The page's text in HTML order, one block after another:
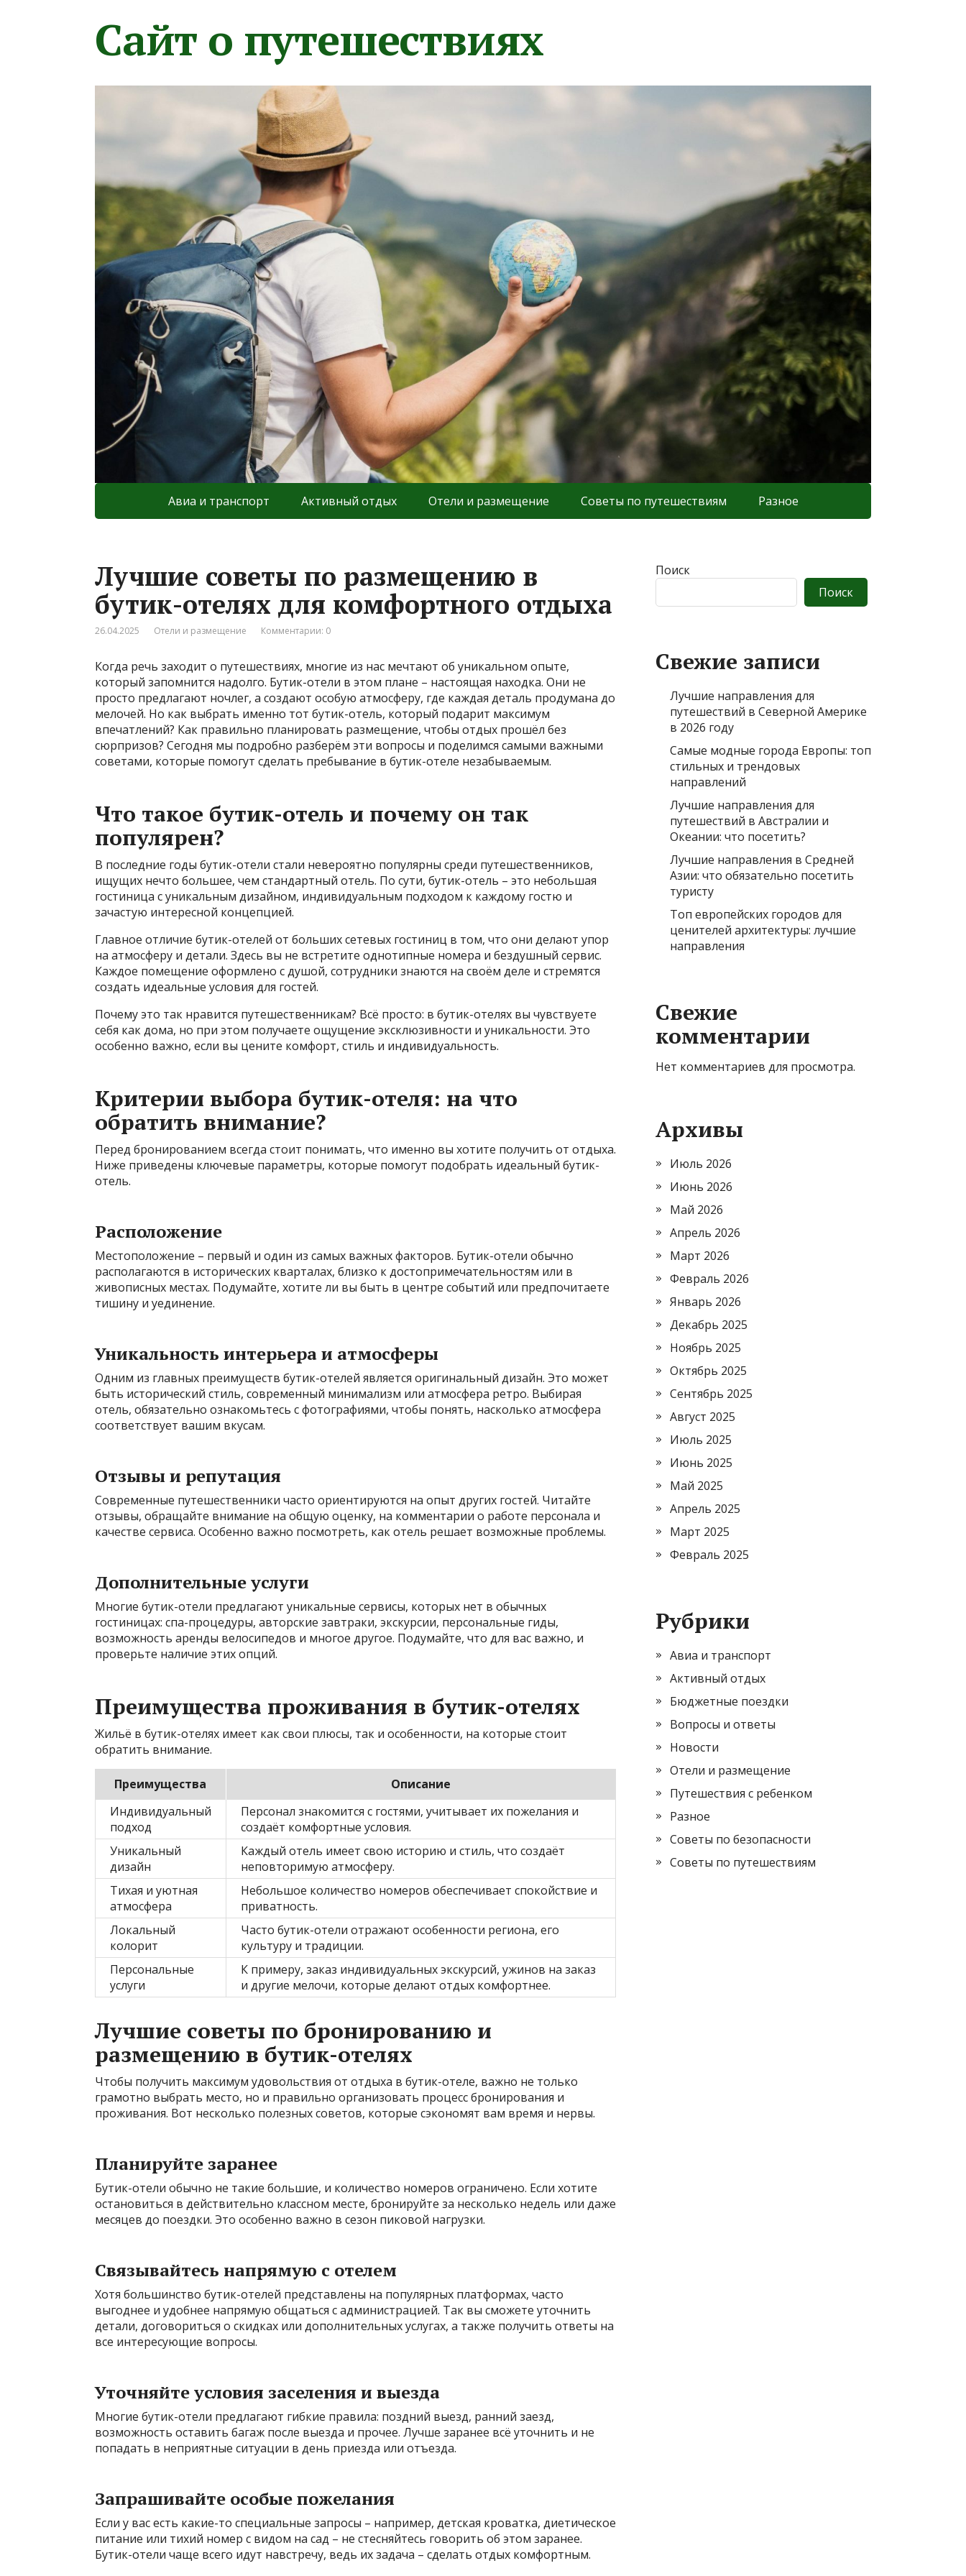
Сайт о путешествиях
Авиа и транспорт Активный отдых Отели и размещение Советы по путешествиям Разное
Лучшие советы по размещению в
бутик-отелях для комфортного отдыха
26.04.2025 Отели и размещение Комментарии: 0
Когда речь заходит о путешествиях, многие из нас мечтают об уникальном опыте,
который запомнится надолго. Бутик-отели в этом плане – настоящая находка. Они не
просто предлагают ночлег, а создают особую атмосферу, где каждая деталь продумана до
мелочей. Но как выбрать именно тот бутик-отель, который подарит максимум
впечатлений? Как правильно планировать размещение, чтобы отдых прошёл без
сюрпризов? Сегодня мы подробно разберём эти вопросы и поделимся самыми важными
советами, которые помогут сделать пребывание в бутик-отеле незабываемым.
Что такое бутик-отель и почему он так
популярен?
В последние годы бутик-отели стали невероятно популярны среди путешественников,
ищущих нечто большее, чем стандартный отель. По сути, бутик-отель – это небольшая
гостиница с уникальным дизайном, индивидуальным подходом к каждому гостю и
зачастую интересной концепцией.
Главное отличие бутик-отелей от больших сетевых гостиниц в том, что они делают упор
на атмосферу и детали. Здесь вы не встретите однотипные номера и бездушный сервис.
Каждое помещение оформлено с душой, сотрудники знаются на своём деле и стремятся
создать идеальные условия для гостей.
Почему это так нравится путешественникам? Всё просто: в бутик-отелях вы чувствуете
себя как дома, но при этом получаете ощущение эксклюзивности и уникальности. Это
особенно важно, если вы цените комфорт, стиль и индивидуальность.
Критерии выбора бутик-отеля: на что
обратить внимание?
Перед бронированием всегда стоит понимать, что именно вы хотите получить от отдыха.
Ниже приведены ключевые параметры, которые помогут подобрать идеальный бутик-
отель.
Расположение
Местоположение – первый и один из самых важных факторов. Бутик-отели обычно
располагаются в исторических кварталах, близко к достопримечательностям или в
живописных местах. Подумайте, хотите ли вы быть в центре событий или предпочитаете
тишину и уединение.
Уникальность интерьера и атмосферы
Одним из главных преимуществ бутик-отелей является оригинальный дизайн. Это может
быть исторический стиль, современный минимализм или атмосфера ретро. Выбирая
отель, обязательно ознакомьтесь с фотографиями, чтобы понять, насколько атмосфера
соответствует вашим вкусам.
Отзывы и репутация
Современные путешественники часто ориентируются на опыт других гостей. Читайте
отзывы, обращайте внимание на общую оценку, на комментарии о работе персонала и
качестве сервиса. Особенно важно посмотреть, как отель решает возможные проблемы.
Дополнительные услуги
Многие бутик-отели предлагают уникальные сервисы, которых нет в обычных
гостиницах: спа-процедуры, авторские завтраки, экскурсии, персональные гиды,
возможность аренды велосипедов и многое другое. Подумайте, что для вас важно, и
проверьте наличие этих опций.
Преимущества проживания в бутик-отелях
Жильё в бутик-отелях имеет как свои плюсы, так и особенности, на которые стоит
обратить внимание.
Преимущества
Описание
Индивидуальный
подход
Персонал знакомится с гостями, учитывает их пожелания и
создаёт комфортные условия.
Уникальный
дизайн
Каждый отель имеет свою историю и стиль, что создаёт
неповторимую атмосферу.
Тихая и уютная
атмосфера
Небольшое количество номеров обеспечивает спокойствие и
приватность.
Локальный
колорит
Часто бутик-отели отражают особенности региона, его
культуру и традиции.
Персональные
услуги
К примеру, заказ индивидуальных экскурсий, ужинов на заказ
и другие мелочи, которые делают отдых комфортнее.
Лучшие советы по бронированию и
размещению в бутик-отелях
Чтобы получить максимум удовольствия от отдыха в бутик-отеле, важно не только
грамотно выбрать место, но и правильно организовать процесс бронирования и
проживания. Вот несколько полезных советов, которые сэкономят вам время и нервы.
Планируйте заранее
Бутик-отели обычно не такие большие, и количество номеров ограничено. Если хотите
остановиться в действительно классном месте, бронируйте за несколько недель или даже
месяцев до поездки. Это особенно важно в сезон пиковой нагрузки.
Связывайтесь напрямую с отелем
Хотя большинство бутик-отелей представлены на популярных платформах, часто
выгоднее и удобнее напрямую общаться с администрацией. Так вы сможете уточнить
детали, договориться о скидках или дополнительных услугах, а также получить ответы на
все интересующие вопросы.
Уточняйте условия заселения и выезда
Многие бутик-отели предлагают гибкие правила: поздний выезд, ранний заезд,
возможность оставить багаж после выезда и прочее. Лучше заранее всё уточнить и не
попадать в неприятные ситуации в день приезда или отъезда.
Запрашивайте особые пожелания
Если у вас есть какие-то специальные запросы – например, детская кроватка, диетическое
питание или тихий номер с видом на сад – не стесняйтесь говорить об этом заранее.
Бутик-отели чаще всего идут навстречу, ведь их задача – сделать отдых комфортным.
Поиск
Поиск
Свежие записи
Лучшие направления для
путешествий в Северной Америке
в 2026 году
Самые модные города Европы: топ
стильных и трендовых
направлений
Лучшие направления для
путешествий в Австралии и
Океании: что посетить?
Лучшие направления в Средней
Азии: что обязательно посетить
туристу
Топ европейских городов для
ценителей архитектуры: лучшие
направления
Свежие
комментарии
Нет комментариев для просмотра.
Архивы
Июль 2026
Июнь 2026
Май 2026
Апрель 2026
Март 2026
Февраль 2026
Январь 2026
Декабрь 2025
Ноябрь 2025
Октябрь 2025
Сентябрь 2025
Август 2025
Июль 2025
Июнь 2025
Май 2025
Апрель 2025
Март 2025
Февраль 2025
Рубрики
Авиа и транспорт
Активный отдых
Бюджетные поездки
Вопросы и ответы
Новости
Отели и размещение
Путешествия с ребенком
Разное
Советы по безопасности
Советы по путешествиям